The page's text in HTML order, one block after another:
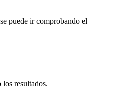
puede ir comprobando el
resultados.